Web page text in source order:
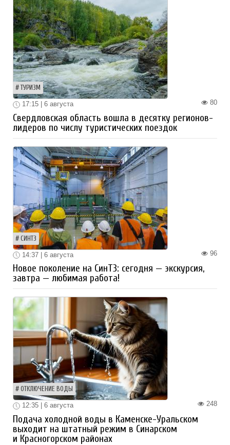
ТУРИЗМ
80
17:15 | 6 августа
Свердловская область вошла в десятку регионов-
лидеров по числу туристических поездок
СИНТЗ
96
14:37 | 6 августа
Новое поколение на СинТЗ: сегодня — экскурсия,
завтра — любимая работа!
ОТКЛЮЧЕНИЕ ВОДЫ
248
12:35 | 6 августа
Подача холодной воды в Каменске-Уральском
выходит на штатный режим в Синарском
и Красногорском районах